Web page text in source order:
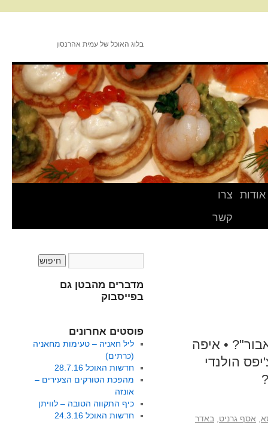
בלוג האוכל של עמית אהרנסון
אודות
צרו
קשר
• איפה
הולנדי
אסף גרניט
באדר
מדברים מהבטן גם
בפייסבוק
פוסטים אחרונים
ליל חאניה – טעימות מחאניה
(כרתים)
חדשות האוכל 28.7.16
מהפכת הטורקים הצעירים –
אונזה
כיף התקווה הטובה – לוויתן
חדשות האוכל 24.3.16